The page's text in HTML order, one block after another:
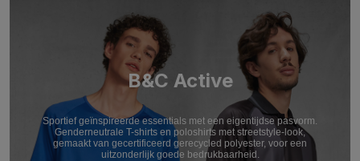
B&C Active
Sportief geïnspireerde essentials met een eigentijdse pasvorm.
Genderneutrale T-shirts en poloshirts met streetstyle-look,
gemaakt van gecertificeerd gerecycled polyester, voor een
uitzonderlijk goede bedrukbaarheid.